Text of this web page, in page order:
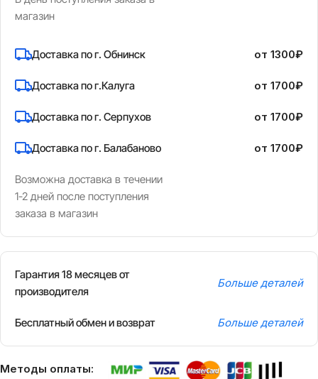
магазин
Доставка по г. Обнинск
Доставка по г.Калуга
Доставка по г. Серпухов
Доставка по г. Балабаново
Возможна доставка в течении
1-2 дней после поступления
заказа в магазин
от 1300₽
от 1700₽
от 1700₽
от 1700₽
Гарантия 18 месяцев от
производителя
Больше деталей
Бесплатный обмен и возврат Больше деталей
Методы оплаты: